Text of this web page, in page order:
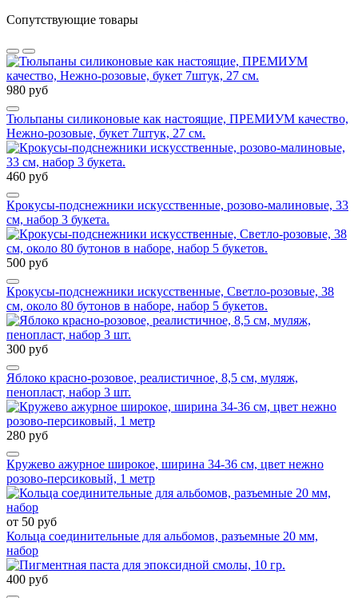
Сопутствующие товары
980 руб
Тюльпаны силиконовые как настоящие, ПРЕМИУМ качество,
Нежно-розовые, букет 7штук, 27 см.
460 руб
Крокусы-подснежники искусственные, розово-малиновые, 33
см, набор 3 букета.
500 руб
Крокусы-подснежники искусственные, Светло-розовые, 38
см, около 80 бутонов в наборе, набор 5 букетов.
300 руб
Яблоко красно-розовое, реалистичное, 8,5 см, муляж,
пенопласт, набор 3 шт.
280 руб
Кружево ажурное широкое, ширина 34-36 см, цвет нежно
розово-персиковый, 1 метр
от 50 руб
Кольца соединительные для альбомов, разъемные 20 мм,
набор
400 руб